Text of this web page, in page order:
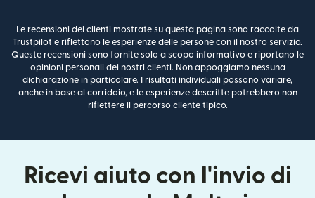
Le recensioni dei clienti mostrate su questa pagina sono raccolte da
Trustpilot e riflettono le esperienze delle persone con il nostro servizio.
Queste recensioni sono fornite solo a scopo informativo e riportano le
opinioni personali dei nostri clienti. Non appoggiamo nessuna
dichiarazione in particolare. I risultati individuali possono variare,
anche in base al corridoio, e le esperienze descritte potrebbero non
riflettere il percorso cliente tipico.
Ricevi aiuto con l'invio di